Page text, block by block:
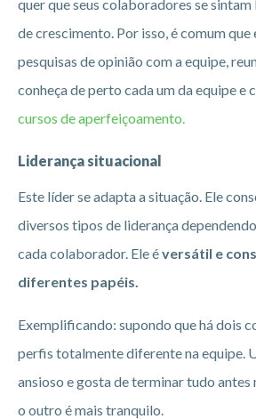
quer que seus colaboradores se sintam
de crescimento. Por isso, é comum que
pesquisas de opinião com a equipe,
conheça de perto cada um da equipe e
cursos de aperfeiçoamento.
Liderança situacional
Este líder se adapta a situação. Ele
diversos tipos de liderança
cada colaborador. Ele éversátil e
diferentes papéis.
Exemplificando: supondo que há dois
perfis totalmente diferente na equipe.
ansioso e gosta de terminar tudo antes
o outro é mais tranquilo.